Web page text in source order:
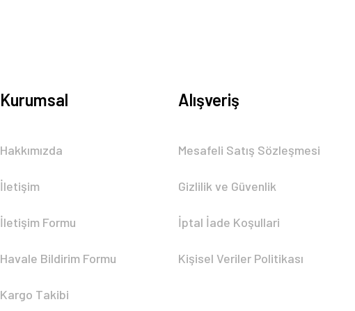
Kurumsal
Hakkımızda
İletişim
İletişim Formu
Havale Bildirim Formu
Kargo Takibi
Alışveriş
Mesafeli Satış Sözleşmesi
Gizlilik ve Güvenlik
İptal İade Koşullari
Kişisel Veriler Politikası